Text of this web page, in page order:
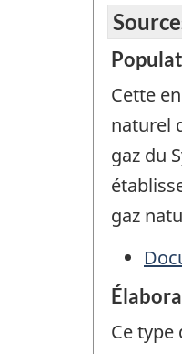
Cette
naturel
gaz du
gaz
Ce